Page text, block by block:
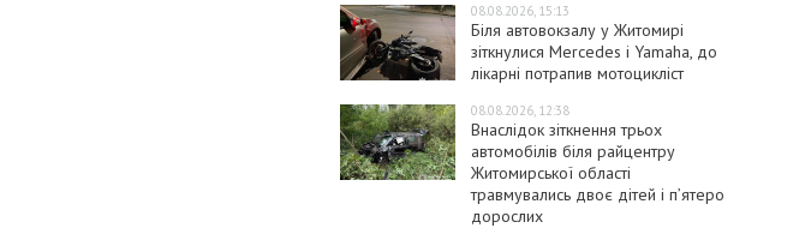
08.08.2026, 15:13
Біля автовокзалу у Житомирі
зіткнулися Mercedes і Yamaha, до
лікарні потрапив мотоцикліст
08.08.2026, 12:38
Внаслідок зіткнення трьох
автомобілів біля райцентру
Житомирської області
травмувались двоє дітей і пʼятеро
дорослих